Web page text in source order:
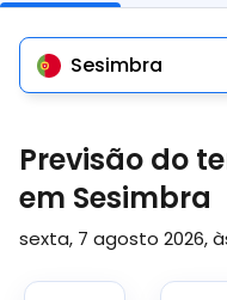
Sesimbra
Previsão do
em Sesimbra
sexta, 7 agosto 2026,